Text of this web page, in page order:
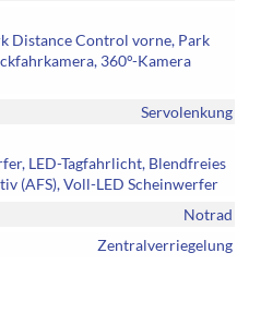
Distance Control vorne, Park
360°-Kamera
Servolenkung
LED-Tagfahrlicht, Blendfreies
(AFS), Voll-LED Scheinwerfer
Notrad
Zentralverriegelung